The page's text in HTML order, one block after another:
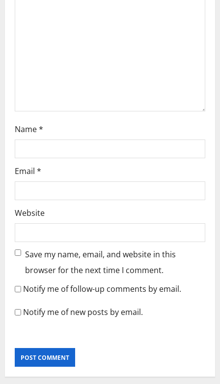
Name*
Email *
Website
Save my name, email, and website in this
browser for the next time I comment.
Notify me of follow-up comments by email.
Notify me of new posts by email.